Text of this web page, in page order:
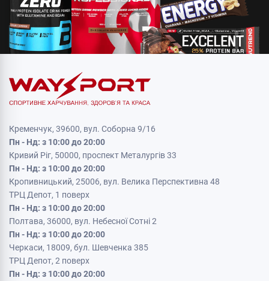
Кременчук, 39600, вул. Соборна 9/16
Пн - Нд: з 10:00 до 20:00
Кривий Ріг, 50000, проспект Металургів 33
Пн - Нд: з 10:00 до 20:00
Кропивницький, 25006, вул. Велика Перспективна 48
ТРЦ Депот, 1 поверх
Пн - Нд: з 10:00 до 20:00
Полтава, 36000, вул. Небесної Сотні 2
Пн - Нд: з 10:00 до 20:00
Черкаси, 18009, бул. Шевченка 385
ТРЦ Депот, 2 поверх
Пн - Нд: з 10:00 до 20:00